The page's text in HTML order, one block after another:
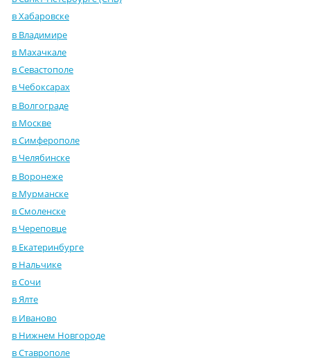
в Хабаровске
в Владимире
в Махачкале
в Севастополе
в Чебоксарах
в Волгограде
в Москве
в Симферополе
в Челябинске
в Воронеже
в Мурманске
в Смоленске
в Череповце
в Екатеринбурге
в Нальчике
в Сочи
в Ялте
в Иваново
в Нижнем Новгороде
в Ставрополе